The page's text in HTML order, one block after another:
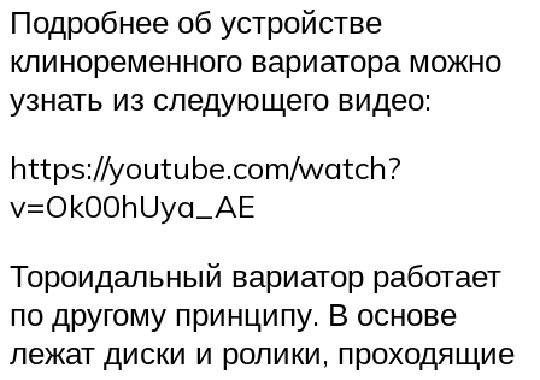
Подробнее об устройстве
клиноременного вариатора можно
узнать из следующего видео:
https://youtube.com/watch?
v=Ok00hUya_AE
Тороидальный вариатор работает
по другому принципу. В основе
лежат диски и ролики, проходящие